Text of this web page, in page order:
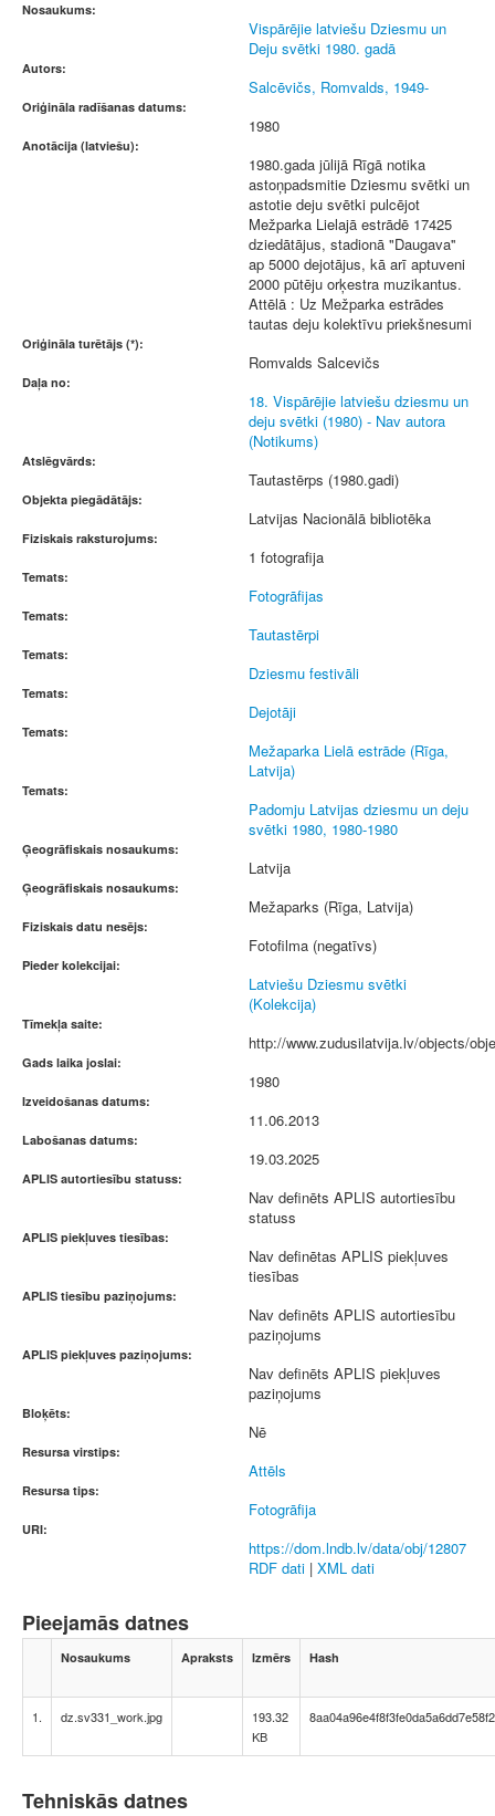
Nosaukums:
Vispārējie latviešu Dziesmu un
Deju svētki 1980. gadā
Autors:
Salcēvičs, Romvalds, 1949-
Oriģināla radīšanas datums:
1980
Anotācija (latviešu):
1980.gada jūlijā Rīgā notika
astoņpadsmitie Dziesmu svētki un
astotie deju svētki pulcējot
Mežparka Lielajā estrādē 17425
dziedātājus, stadionā "Daugava''
ap 5000 dejotājus, kā arī aptuveni
2000 pūtēju orķestra muzikantus.
Attēlā : Uz Mežparka estrādes
tautas deju kolektīvu priekšnesumi
Oriģināla turētājs (*):
Romvalds Salcevičs
Daļa no:
18. Vispārējie latviešu dziesmu un
deju svētki (1980) - Nav autora
(Notikums)
Atslēgvārds:
Tautastērps (1980.gadi)
Objekta piegādātājs:
Latvijas Nacionālā bibliotēka
Fiziskais raksturojums:
1 fotografija
Temats:
Fotogrāfijas
Temats:
Tautastērpi
Temats:
Dziesmu festivāli
Temats:
Dejotāji
Temats:
Mežaparka Lielā estrāde (Rīga,
Latvija)
Temats:
Padomju Latvijas dziesmu un deju
svētki 1980, 1980-1980
Ģeogrāfiskais nosaukums:
Latvija
Ģeogrāfiskais nosaukums:
Mežaparks (Rīga, Latvija)
Fiziskais datu nesējs:
Fotofilma (negatīvs)
Pieder kolekcijai:
Latviešu Dziesmu svētki
(Kolekcija)
Tīmekļa saite:
http://www.zudusilatvija.lv/objects/
Gads laika joslai:
1980
Izveidošanas datums:
11.06.2013
Labošanas datums:
19.03.2025
APLIS autortiesību statuss:
Nav definēts APLIS autortiesību
statuss
APLIS piekļuves tiesības:
Nav definētas APLIS piekļuves
tiesības
APLIS tiesību paziņojums:
Nav definēts APLIS autortiesību
paziņojums
APLIS piekļuves paziņojums:
Nav definēts APLIS piekļuves
paziņojums
Bloķēts:
Nē
Resursa virstips:
Attēls
Resursa tips:
Fotogrāfija
URI:
https://dom.lndb.lv/data/obj/12807
RDF dati | XML dati
Pieejamās datnes
Nosaukums Apraksts Izmērs Hash
1. dz.sv331_work.jpg
193.32
KB
Tehniskās datnes